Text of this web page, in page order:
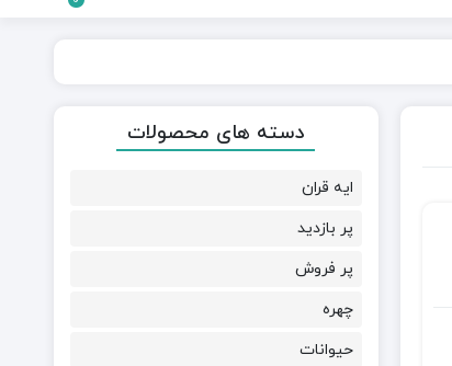
دسته های محصولات
ایه قران
پر بازدید
پر فروش
چهره
حیوانات